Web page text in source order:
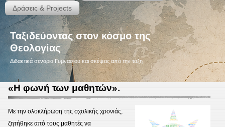
Δράσεις & Projects
Ταξιδεύοντας στον κόσμο της
Θεολογίας
Διδακτικά σενάρια Γυμνασίου και σκέψεις από την τάξη
«Η φωνή των μαθητών».
Με την ολοκλήρωση της σχολικής χρονιάς,
ζητήθηκε από τους μαθητές να